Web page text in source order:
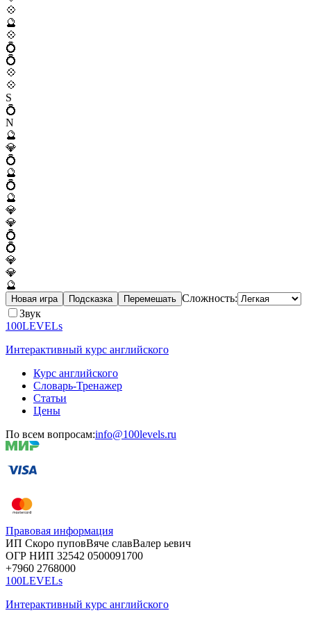
💠
🔮
💠
💍
💍
💠
💠
S
💍
N
🔮
💎
💍
🔮
💍
🔮
💎
💎
💍
💍
💎
💎
🔮
Новая игра Подсказка Перемешать Сложность:
Звук
100LEVELs
Интерактивный курс английского
Курс английского
Словарь-Тренажер
Статьи
Цены
По всем вопросам:info@100levels.ru
Правовая информация
ИП Скоро пуповВяче славВалер ьевич
ОГР НИП 32542 0500091700
+7960 2768000
100LEVELs
Интерактивный курс английского